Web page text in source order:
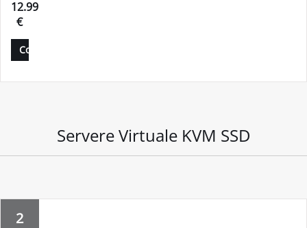
12.99
€
Comandă
Servere Virtuale KVM SSD
2